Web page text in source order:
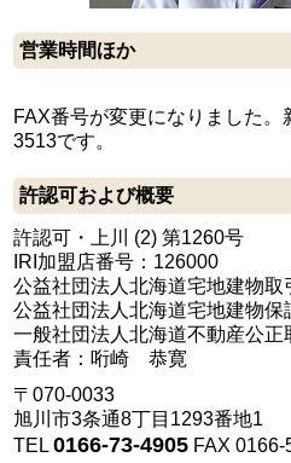
営業時間ほか
FAX番号が変更になりました
3513です。
許認可および概要
許認可・上川 (2) 第1260号
IRI加盟店番号：126000
公益社団法人北海道宅地建物取
公益社団法人北海道宅地建物保
一般社団法人北海道不動産公正
責任者：哘崎 恭寛
〒070-0033
旭川市3条通8丁目1293番地1
TEL0166-73-4905 FAX